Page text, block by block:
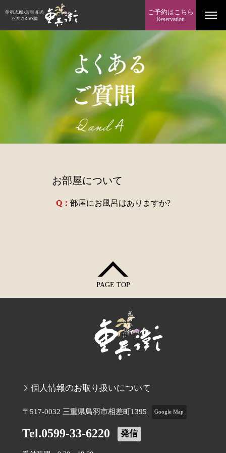
ご予約はこちら
Reservation
お部屋について
Q： 部屋にお風呂はありますか?
PAGE TOP
個人情報のお取り扱いについて
〒517-0032 三重県鳥羽市相差町1395 Google Map
Tel.0599-33-6220 発信